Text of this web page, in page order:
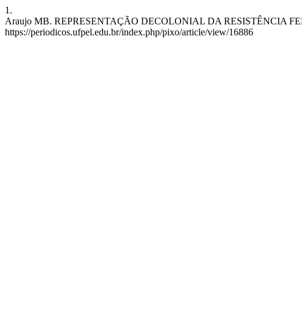
1.
Araujo MB. REPRESENTAÇÃO DECOLONIAL DA RESISTÊNCIA
https://periodicos.ufpel.edu.br/index.php/pixo/article/view/16886